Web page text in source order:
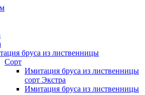
бруса из лиственницы
Сорт
Имитация бруса из лиственницы
сорт Экстра
Имитация бруса из лиственницы